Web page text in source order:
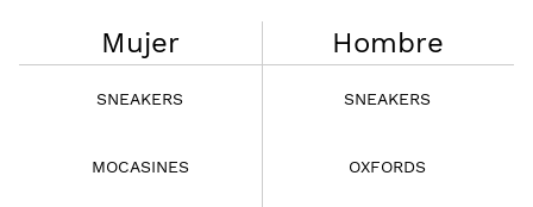
Mujer Hombre
SNEAKERS
MOCASINES
SNEAKERS
OXFORDS